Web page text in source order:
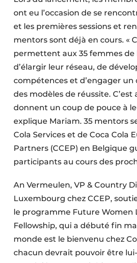
ont eu l’occasion de se
et les premières sessions et
mentors sont déjà en cours. «
permettent aux 35 femmes de
d’élargir leur réseau, de
compétences et d’engager un
des modèles de réussite. C’est
donnent un coup de pouce à
explique Mariam. 35 mentors
Cola Services et de Coca Cola
Partners (CCEP) en Belgique
participants au cours des
An Vermeulen, VP & Country
Luxembourg chez CCEP,
le programme Future Women
Fellowship, qui a débuté fin
monde est le bienvenu chez
chacun devrait pouvoir être